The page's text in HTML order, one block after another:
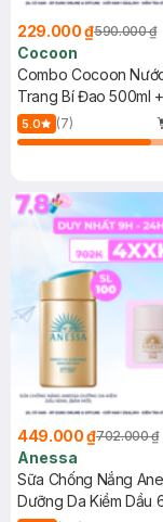
229.000 ₫590.000 ₫
Cocoon
Combo Cocoon
Trang Bí Đao 500ml
Mặt Bí Đao 310ml
5.0 (7)
449.000 ₫702.000 ₫
Anessa
Sữa Chống Nắng
Dưỡng Da Kiềm Dầu